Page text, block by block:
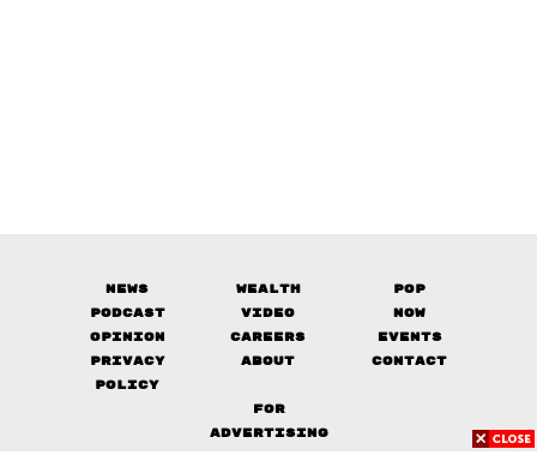
News Wealth
Pop
Podcast
Video
Now
Opinion
Careers
Events
Privacy
Policy
About Contact
FOR
ADVERTISING